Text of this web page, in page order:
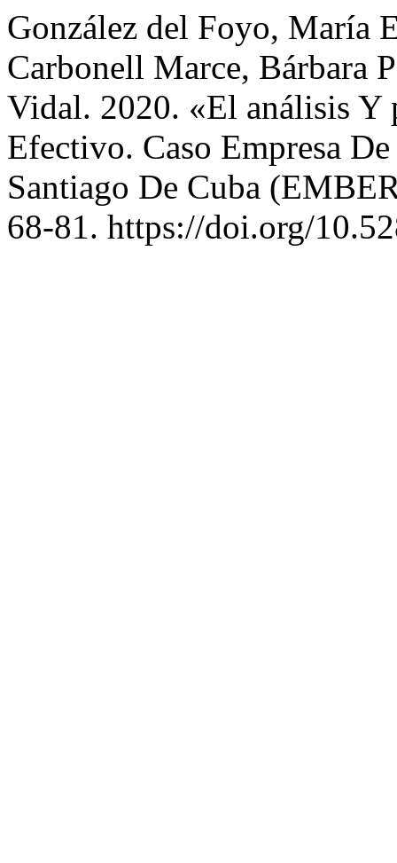
González del Foyo, María
Carbonell Marce, Bárbara
Vidal. 2020. «El análisis Y
Efectivo. Caso Empresa
Santiago De Cuba
68-81. https://doi.org/